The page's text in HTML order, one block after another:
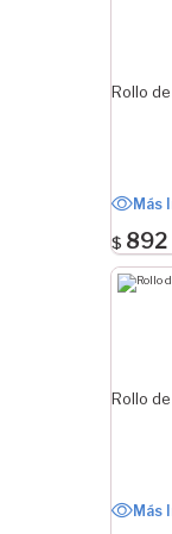
Rollo
Más
$ 892
Rollo
Más